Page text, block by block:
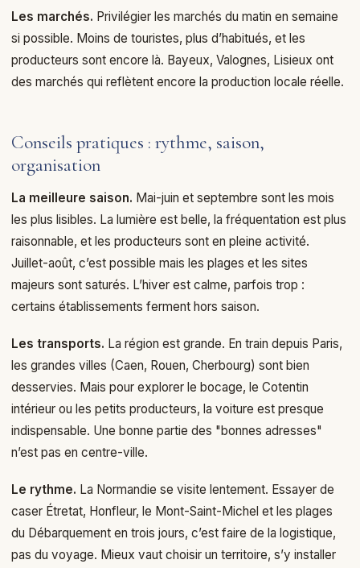
Les marchés. Privilégier les marchés du matin en semaine
si possible. Moins de touristes, plus d’habitués, et les
producteurs sont encore là. Bayeux, Valognes, Lisieux ont
des marchés qui reflètent encore la production locale réelle.
Conseils pratiques : rythme, saison,
organisation
La meilleure saison. Mai-juin et septembre sont les mois
les plus lisibles. La lumière est belle, la fréquentation est plus
raisonnable, et les producteurs sont en pleine activité.
Juillet-août, c’est possible mais les plages et les sites
majeurs sont saturés. L’hiver est calme, parfois trop :
certains établissements ferment hors saison.
Les transports. La région est grande. En train depuis Paris,
les grandes villes (Caen, Rouen, Cherbourg) sont bien
desservies. Mais pour explorer le bocage, le Cotentin
intérieur ou les petits producteurs, la voiture est presque
indispensable. Une bonne partie des "bonnes adresses"
n’est pas en centre-ville.
Le rythme. La Normandie se visite lentement. Essayer de
caser Étretat, Honfleur, le Mont-Saint-Michel et les plages
du Débarquement en trois jours, c’est faire de la logistique,
pas du voyage. Mieux vaut choisir un territoire, s’y installer